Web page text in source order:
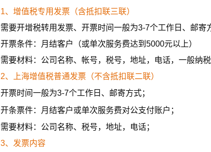
1、增值税专用发票（含抵扣联三联）
需要开增税转用发票、开票时间一般为3-7个工作日、邮寄
开票条件：月结客户（或单次服务费达到5000元以上）
需要材料：公司名称、帐号，税号，地址，电话，一般纳税
2、上海增值税普通发票（不含抵扣联二联）
开票时间一般为3-7个工作日、邮寄方式；
开条票件：
月结客户或单次服务费对公支付账户；
需要材料：公司名称、税号，地址，电话；
3、发票内容